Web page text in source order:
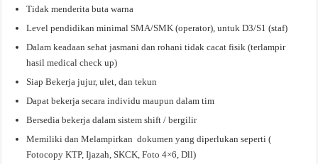
Tidak menderita buta warna
Level pendidikan minimal SMA/SMK (operator), untuk D3/S1 (staf)
Dalam keadaan sehat jasmani dan rohani tidak cacat fisik (terlampir
hasil medical check up)
Siap Bekerja jujur, ulet, dan tekun
Dapat bekerja secara individu maupun dalam tim
Bersedia bekerja dalam sistem shift / bergilir
Memiliki dan Melampirkan dokumen yang diperlukan seperti (
Fotocopy KTP, Ijazah, SKCK, Foto 4×6, Dll)